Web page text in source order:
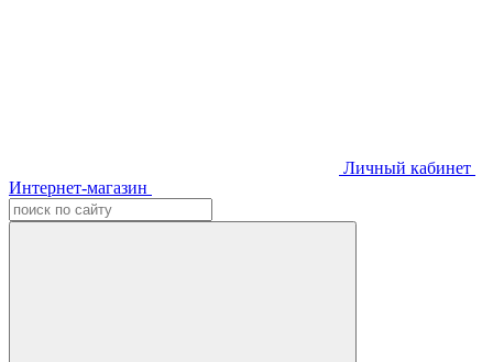
Личный кабинет
Интернет-магазин